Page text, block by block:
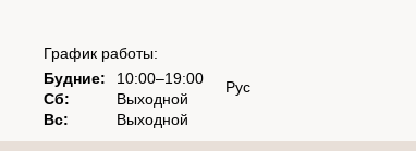
График работы:
Будние:
10:00–19:00
Сб:
Выходной
Вс:
Выходной
Рус